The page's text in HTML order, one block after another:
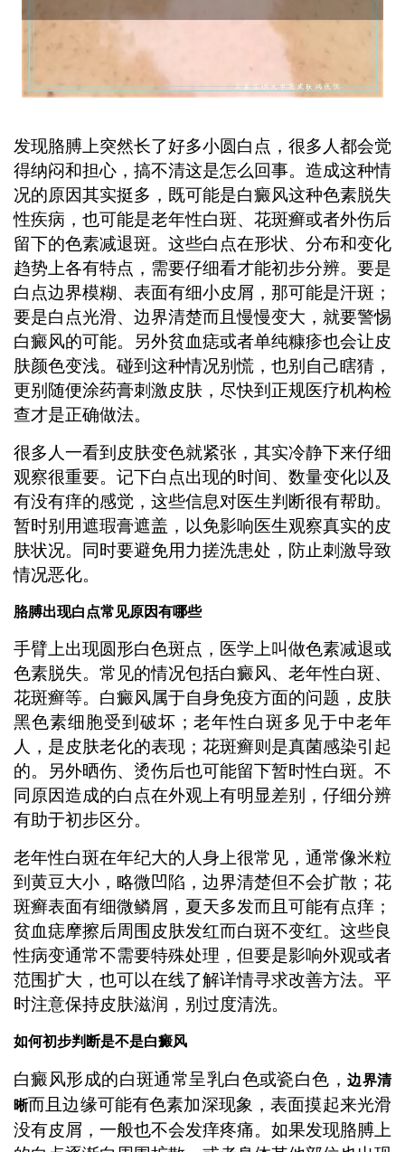
才是正确做法。 ...
发现胳膊上突然长了好多小圆白点，很多人都会觉
得纳闷和担心，搞不清这是怎么回事。造成这种情
况的原因其实挺多，既可能是白癜风这种色素脱失
性疾病，也可能是老年性白斑、花斑癣或者外伤后
留下的色素减退斑。这些白点在形状、分布和变化
趋势上各有特点，需要仔细看才能初步分辨。要是
白点边界模糊、表面有细小皮屑，那可能是汗斑；
要是白点光滑、边界清楚而且慢慢变大，就要警惕
白癜风的可能。另外贫血痣或者单纯糠疹也会让皮
肤颜色变浅。碰到这种情况别慌，也别自己瞎猜，
更别随便涂药膏刺激皮肤，尽快到正规医疗机构检
查才是正确做法。
很多人一看到皮肤变色就紧张，其实冷静下来仔细
观察很重要。记下白点出现的时间、数量变化以及
有没有痒的感觉，这些信息对医生判断很有帮助。
暂时别用遮瑕膏遮盖，以免影响医生观察真实的皮
肤状况。同时要避免用力搓洗患处，防止刺激导致
情况恶化。
胳膊出现白点常见原因有哪些
手臂上出现圆形白色斑点，医学上叫做色素减退或
色素脱失。常见的情况包括白癜风、老年性白斑、
花斑癣等。白癜风属于自身免疫方面的问题，皮肤
黑色素细胞受到破坏；老年性白斑多见于中老年
人，是皮肤老化的表现；花斑癣则是真菌感染引起
的。另外晒伤、烫伤后也可能留下暂时性白斑。不
同原因造成的白点在外观上有明显差别，仔细分辨
有助于初步区分。
老年性白斑在年纪大的人身上很常见，通常像米粒
到黄豆大小，略微凹陷，边界清楚但不会扩散；花
斑癣表面有细微鳞屑，夏天多发而且可能有点痒；
贫血痣摩擦后周围皮肤发红而白斑不变红。这些良
性病变通常不需要特殊处理，但要是影响外观或者
范围扩大，也可以在线了解详情寻求改善方法。平
时注意保持皮肤滋润，别过度清洗。
如何初步判断是不是白癜风
白癜风形成的白斑通常呈乳白色或瓷白色，边界清
晰而且边缘可能有色素加深现象，表面摸起来光滑
没有皮屑，一般也不会发痒疼痛。如果发现胳膊上